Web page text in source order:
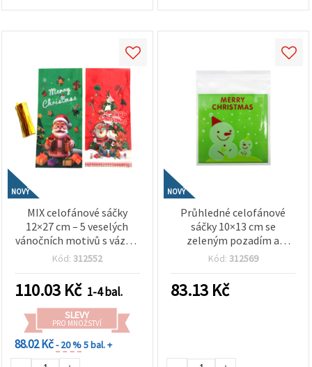
NOVÝ
MIX celofánové sáčky
12×27 cm – 5 veselých
vánočních motivů s vázací
sponou, sada 50 ks
Kód: 312552
110.03 Kč 1-4 bal.
SLEVY
PRO MNOŽSTVÍ
88.02 Kč- 20 %5 bal. +
NOVÝ
Průhledné celofánové
sáčky 10×13 cm se
zeleným pozadím a
roztomilým motivem
100 ks
Kód: 312569
83.13 Kč